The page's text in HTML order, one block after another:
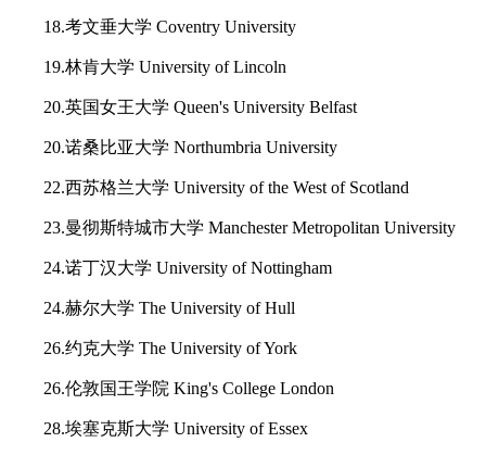
18.考文垂大学 Coventry University
19.林肯大学 University of Lincoln
20.英国女王大学 Queen's University Belfast
20.诺桑比亚大学 Northumbria University
22.西苏格兰大学 University of the West of Scotland
23.曼彻斯特城市大学 Manchester Metropolitan University
24.诺丁汉大学 University of Nottingham
24.赫尔大学 The University of Hull
26.约克大学 The University of York
26.伦敦国王学院 King's College London
28.埃塞克斯大学 University of Essex